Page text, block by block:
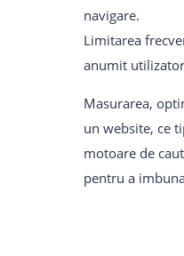
navigare.
Limitarea
anumit
Masurarea,
un website, ce
motoare de
pentru a